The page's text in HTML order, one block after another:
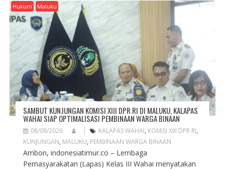
Hukum Maluku
SAMBUT KUNJUNGAN KOMISI XIII DPR RI DI MALUKU, KALAPAS
WAHAI SIAP OPTIMALISASI PEMBINAAN WARGA BINAAN
08/08/2026 KALAPAS WAHAI, KOMISI XIII DPR RI,
KUNJUNGAN, MALUKU, PEMBINAAN WARGA BINAAN
Ambon, indonesiatimur.co – Lembaga
Pemasyarakatan (Lapas) Kelas III Wahai menyatakan